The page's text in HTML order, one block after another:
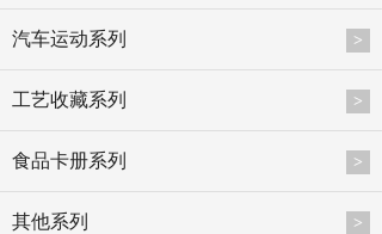
汽车运动系列 >
工艺收藏系列 >
食品卡册系列 >
其他系列 >